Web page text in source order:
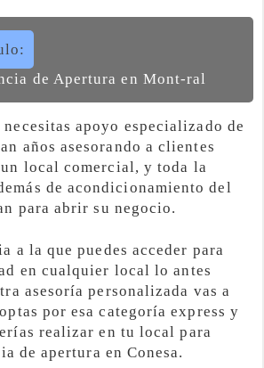
de Apertura en Mont-ral
necesitas apoyo especializado de
años asesorando a clientes
local comercial, y toda la
de acondicionamiento del
para abrir su negocio.
a la que puedes acceder para
en cualquier local lo antes
asesoría personalizada vas a
por esa categoría express y
realizar en tu local para
de apertura en Conesa.